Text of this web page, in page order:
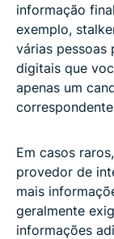
informação
exemplo,
várias pessoas
digitais que
apenas um
Em casos
provedor de
mais
geralmente
informações